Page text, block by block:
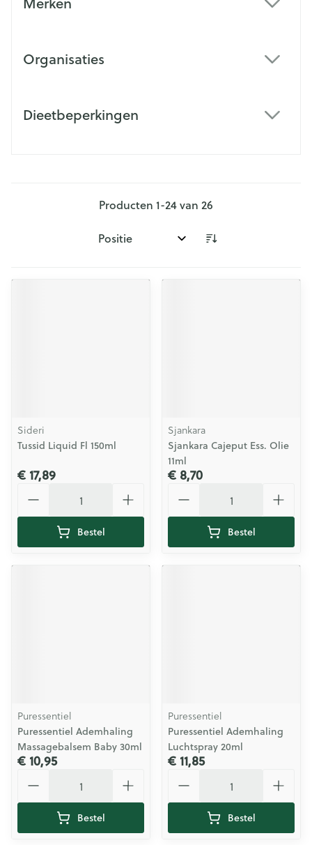
Organisaties
Dieetbeperkingen
Producten 1-24van 26
Sorteer op:
Sideri
Tussid Liquid Fl 150ml
€ 17,89
Bestel
Sjankara
Sjankara Cajeput Ess. Olie
11ml
€ 8,70
Bestel
Puressentiel
Puressentiel Ademhaling
Massagebalsem Baby 30ml
€ 10,95
Bestel
Puressentiel
Puressentiel Ademhaling
Luchtspray 20ml
€ 11,85
Bestel